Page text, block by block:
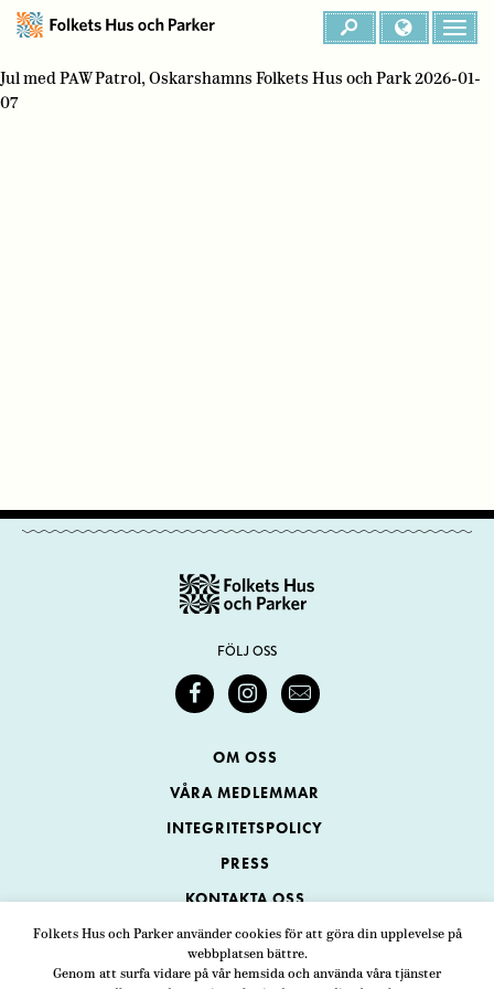
Folkets Hus och Parker använder cookies för att göra din upplevelse på
webbplatsen bättre.
Genom att surfa vidare på vår hemsida och använda våra tjänster
Jul med PAW Patrol, Oskarshamns Folkets Hus och Park 2026-01-
07
FÖLJ OSS
OM OSS
VÅRA MEDLEMMAR
INTEGRITETSPOLICY
PRESS
KONTAKTA OSS
Folkets Hus och Parker